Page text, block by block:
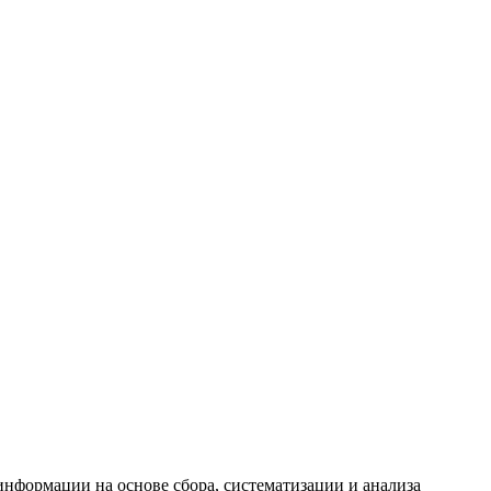
на основе сбора, систематизации и анализа